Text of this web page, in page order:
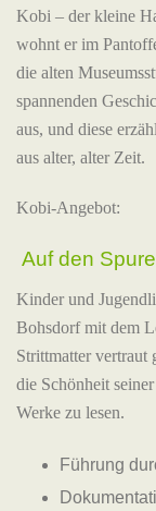
Kobi – der kleine
wohnt er im
die alten
spannenden
aus, und diese
aus alter, alter Zeit.
Kobi-Angebot:
Auf den
Kinder und
Bohsdorf mit dem
Strittmatter vertraut
die Schönheit
Werke zu lesen.
Führung